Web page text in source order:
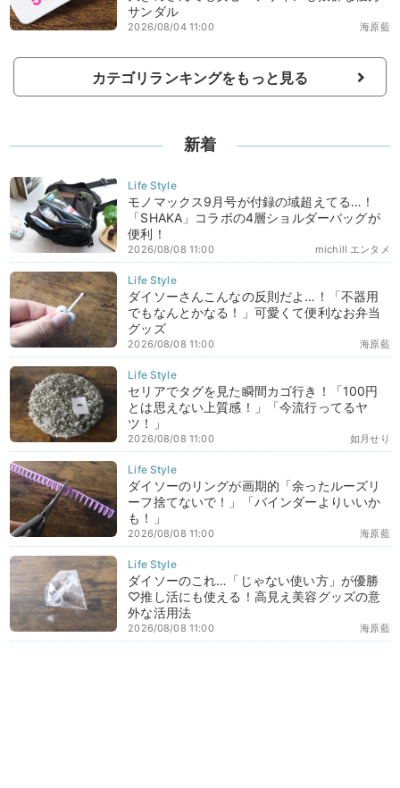
サンダル
海原藍
2026/08/04 11:00
カテゴリランキングをもっと見る
新着
モノマックス9月号が付録の域超えてる…！
「SHAKA」コラボの4層ショルダーバッグが
便利！
michill エンタメ
2026/08/08 11:00
ダイソーさんこんなの反則だよ…！「不器用
でもなんとかなる！」可愛くて便利なお弁当
グッズ
海原藍
2026/08/08 11:00
セリアでタグを見た瞬間カゴ行き！「100円
とは思えない上質感！」「今流行ってるヤ
ツ！」
如月せり
2026/08/08 11:00
ダイソーのリングが画期的「余ったルーズリ
ーフ捨てないで！」「バインダーよりいいか
も！」
海原藍
2026/08/08 11:00
ダイソーのこれ…「じゃない使い方」が優勝
♡推し活にも使える！高見え美容グッズの意
外な活用法
海原藍
2026/08/08 11:00